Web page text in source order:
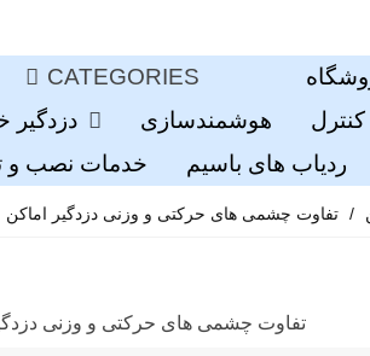
CATEGORIES
هوشمندسازی
خدمات نصب و
ردیاب های باسیم
/ تفاوت چشمی های حرکتی و وزنی دزدگیر اماکن
تفاوت چشمی های حرکتی و وزنی